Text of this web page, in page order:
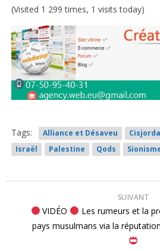
(Visited 1 299 times, 1 visits today)
Tags: Alliance et Désaveu
Israël
Palestine Qods
SUIVANT
VIDÉO
Les rumeurs et la
pays musulmans via la